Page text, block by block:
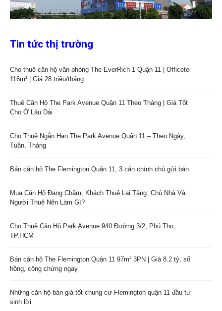
Tin tức thị trường
Cho thuê căn hộ văn phòng The EverRich 1 Quận 11 | Officetel
116m² | Giá 28 triệu/tháng
Thuê Căn Hộ The Park Avenue Quận 11 Theo Tháng | Giá Tốt
Cho Ở Lâu Dài
Cho Thuê Ngắn Hạn The Park Avenue Quận 11 – Theo Ngày,
Tuần, Tháng
Bán căn hộ The Flemington Quận 11, 3 căn chính chủ gửi bán
Mua Căn Hộ Đang Chậm, Khách Thuê Lại Tăng: Chủ Nhà Và
Người Thuê Nên Làm Gì?
Cho Thuê Căn Hộ Park Avenue 940 Đường 3/2, Phú Thọ,
TP.HCM
Bán căn hộ The Flemington Quận 11 97m² 3PN | Giá 8.2 tỷ, sổ
hồng, công chứng ngay
Những căn hộ bán giá tốt chung cư Flemington quận 11 đầu tư
sinh lời